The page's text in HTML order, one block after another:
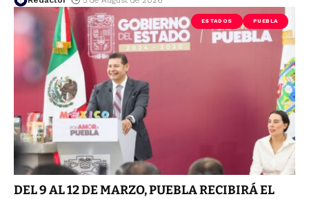
ESTADOS PUEBLA
DEL 9 AL 12 DE MARZO, PUEBLA RECIBIRÁ EL